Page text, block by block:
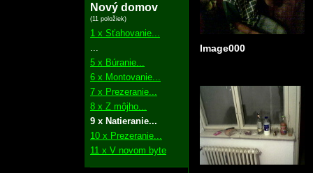
Nový domov
(11 položiek)
1 x Sťahovanie...
5 x Búranie...
6 x Montovanie...
7 x Prezeranie...
8 x Z môjho...
9 x Natieranie...
10 x Prezeranie...
11 x V novom byte
Image000